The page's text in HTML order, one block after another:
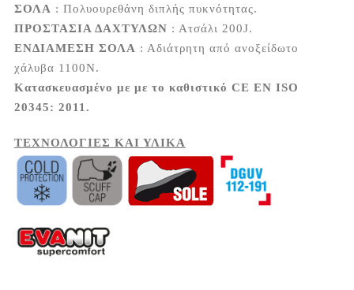
ΣΟΛΑ : Πολυουρεθάνη διπλής πυκνότητας.
ΠΡΟΣΤΑΣΙΑ ΔΑΧΤΥΛΩΝ : Ατσάλι 200J.
ΕΝΔΙΑΜΕΣΗ ΣΟΛΑ : Αδιάτρητη από ανοξείδωτο
χάλυβα 1100Ν.
Κατασκευασμένο με με το καθιστικό CE EN ISO
20345: 2011.
ΤΕΧΝΟΛΟΓΙΕΣ ΚΑΙ ΥΛΙΚΑ